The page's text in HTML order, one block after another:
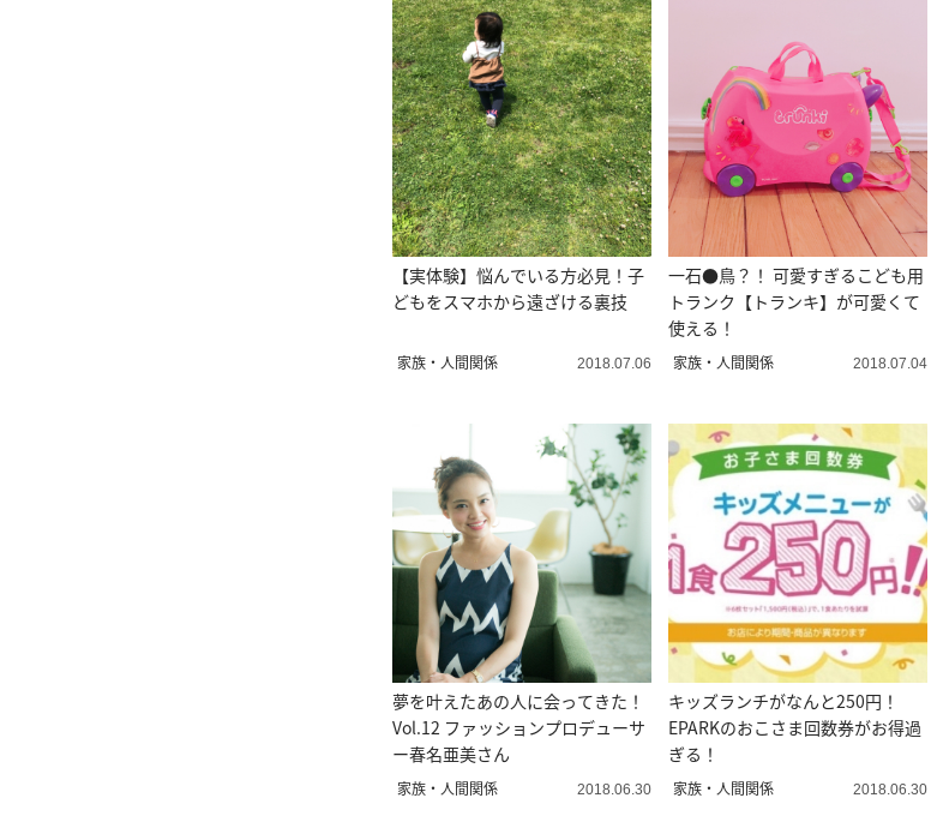
【実体験】悩んでいる方必見！子
どもをスマホから遠ざける裏技
家族・人間関係 2018.07.06
一石●鳥？！ 可愛すぎるこども用
トランク【トランキ】が可愛くて
使える！
家族・人間関係 2018.07.04
夢を叶えたあの人に会ってきた！
Vol.12 ファッションプロデューサ
ー春名亜美さん
家族・人間関係 2018.06.30
キッズランチがなんと250円！
EPARKのおこさま回数券がお得過
ぎる！
家族・人間関係 2018.06.30